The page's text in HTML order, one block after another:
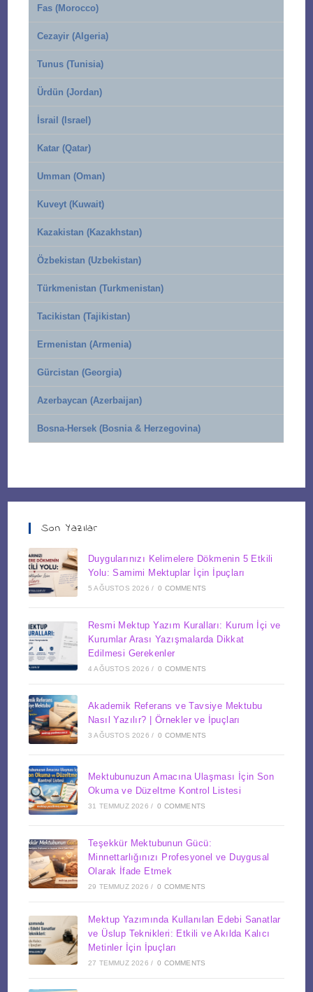
Fas (Morocco)
Cezayir (Algeria)
Tunus (Tunisia)
Ürdün (Jordan)
İsrail (Israel)
Katar (Qatar)
Umman (Oman)
Kuveyt (Kuwait)
Kazakistan (Kazakhstan)
Özbekistan (Uzbekistan)
Türkmenistan (Turkmenistan)
Tacikistan (Tajikistan)
Ermenistan (Armenia)
Gürcistan (Georgia)
Azerbaycan (Azerbaijan)
Bosna-Hersek (Bosnia & Herzegovina)
Son Yazılar
Duygularınızı Kelimelere Dökmenin 5 Etkili
Yolu: Samimi Mektuplar İçin İpuçları
5 AĞUSTOS 2026 / 0 COMMENTS
Resmi Mektup Yazım Kuralları: Kurum İçi ve
Kurumlar Arası Yazışmalarda Dikkat
Edilmesi Gerekenler
4 AĞUSTOS 2026 / 0 COMMENTS
Akademik Referans ve Tavsiye Mektubu
Nasıl Yazılır? | Örnekler ve İpuçları
3 AĞUSTOS 2026 / 0 COMMENTS
Mektubunuzun Amacına Ulaşması İçin Son
Okuma ve Düzeltme Kontrol Listesi
31 TEMMUZ 2026 / 0 COMMENTS
Teşekkür Mektubunun Gücü:
Minnettarlığınızı Profesyonel ve Duygusal
Olarak İfade Etmek
29 TEMMUZ 2026 / 0 COMMENTS
Mektup Yazımında Kullanılan Edebi Sanatlar
ve Üslup Teknikleri: Etkili ve Akılda Kalıcı
Metinler İçin İpuçları
27 TEMMUZ 2026 / 0 COMMENTS